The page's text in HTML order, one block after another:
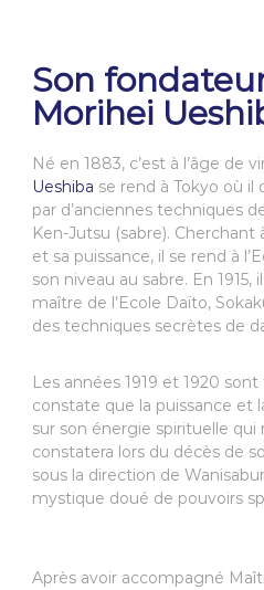
Son
Morihei
Né en 1883, c’est à l’âge de
Ueshiba se rend à Tokyo où
par d’anciennes techniques
Ken-Jutsu (sabre).
et sa puissance, il se rend à
son niveau au sabre. En 1915,
maître de l’Ecole Daïto,
des techniques secrètes de
Les années 1919 et 1920
constate que la puissance et
sur son énergie spirituelle
constatera lors du décès de
sous la direction de
mystique doué de pouvoirs
Après avoir accompagné